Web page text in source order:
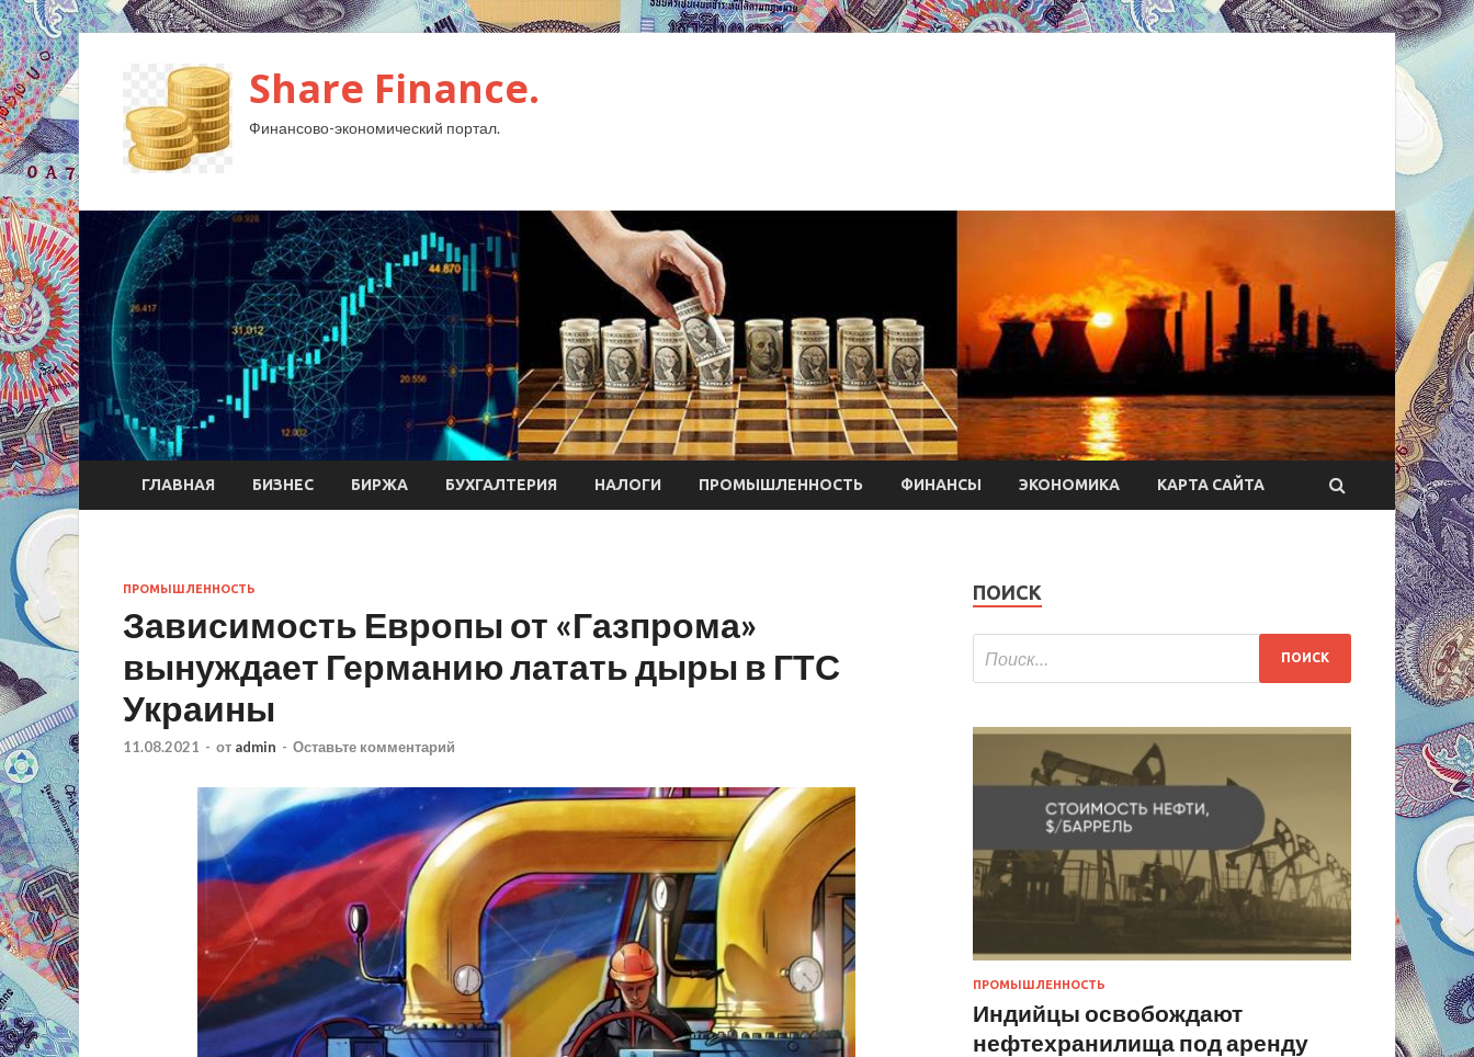
Share Finance.
Финансово-экономический портал.
ГЛАВНАЯ БИЗНЕС БИРЖА БУХГАЛТЕРИЯ НАЛОГИ ПРОМЫШЛЕННОСТЬ ФИНАНСЫ ЭКОНОМИКА КАРТА САЙТА
ПРОМЫШЛЕННОСТЬ
Зависимость Европы от «Газпрома»
вынуждает Германию латать дыры в ГТС
Украины
11.08.2021 - от admin - Оставьте комментарий
ПОИСК
ПРОМЫШЛЕННОСТЬ
Индийцы освобождают
нефтехранилища под аренду